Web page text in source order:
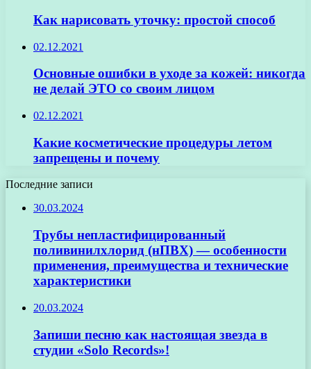
Как нарисовать уточку: простой способ
02.12.2021
Основные ошибки в уходе за кожей: никогда
не делай ЭТО со своим лицом
02.12.2021
Какие косметические процедуры летом
запрещены и почему
Последние записи
30.03.2024
Трубы непластифицированный
поливинилхлорид (нПВХ) — особенности
применения, преимущества и технические
характеристики
20.03.2024
Запиши песню как настоящая звезда в
студии «Solo Records»!